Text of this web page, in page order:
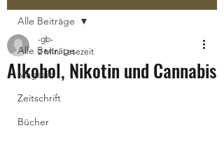
Alle Beiträge
Magazin
Zeitschrift
Bücher
Alle Beiträge
Alkohol, Nikotin und Cannabis
-gb-
2 Min. Lesezeit